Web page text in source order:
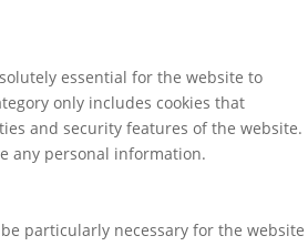
essential for the website to
only includes cookies that
and security features of the website.
any personal information.
particularly necessary for the website